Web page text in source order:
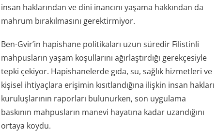
insan haklarından ve dini inancını yaşama hakkından da
mahrum bırakılmasını gerektirmiyor.
Ben-Gvir’in hapishane politikaları uzun süredir Filistinli
mahpusların yaşam koşullarını ağırlaştırdığı gerekçesiyle
tepki çekiyor. Hapishanelerde gıda, su, sağlık hizmetleri ve
kişisel ihtiyaçlara erişimin kısıtlandığına ilişkin insan hakları
kuruluşlarının raporları bulunurken, son uygulama
baskının mahpusların manevi hayatına kadar uzandığını
ortaya koydu.